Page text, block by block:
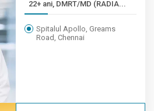
22+ ani, DMRT/MD (RADIA...
Spitalul Apollo, Greams
Road, Chennai